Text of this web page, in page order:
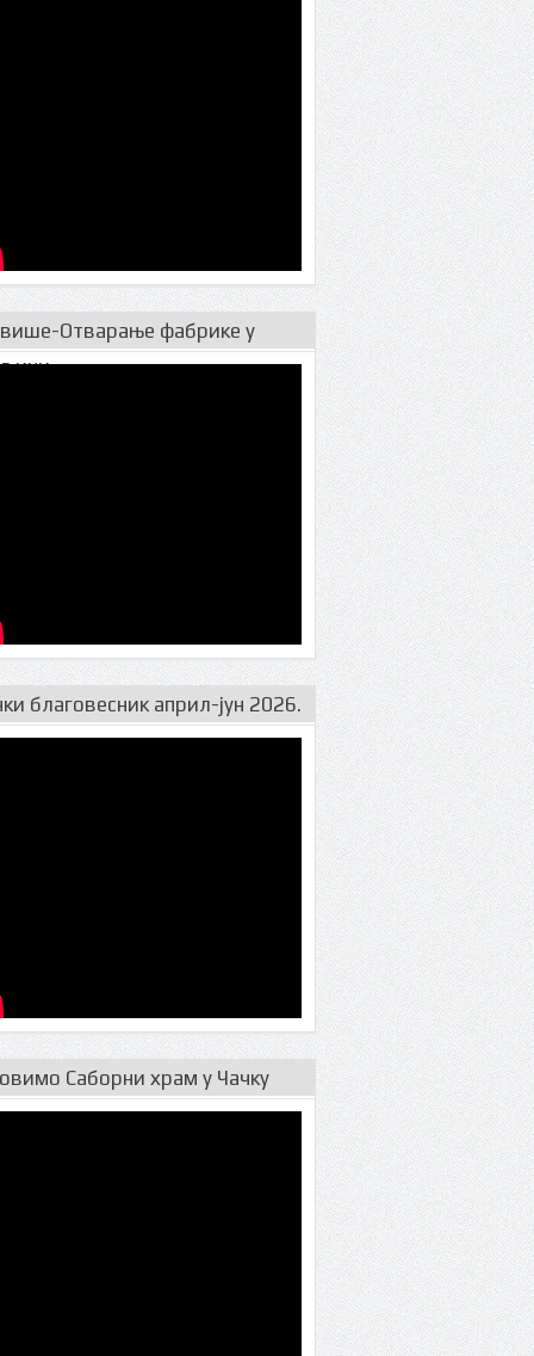
Отварање фабрике у
благовесник април-јун 2026.
Саборни храм у Чачку